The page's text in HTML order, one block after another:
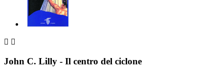
 
John C. Lilly - Il centro del ciclone